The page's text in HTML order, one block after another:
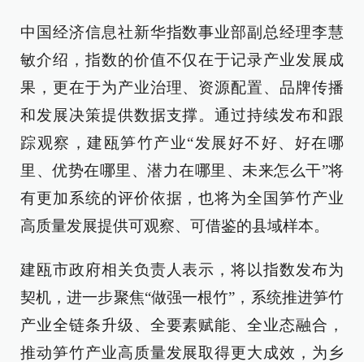
中国经济信息社新华指数事业部副总经理李慧
敏介绍，指数的价值不仅在于记录产业发展成
果，更在于为产业治理、资源配置、品牌传播
和发展决策提供数据支撑。通过持续发布和跟
踪观察，建瓯笋竹产业“发展好不好、好在哪
里、优势在哪里、潜力在哪里、未来怎么干”将
有更加系统的评价依据，也将为全国笋竹产业
高质量发展提供可观察、可借鉴的县域样本。
建瓯市政府相关负责人表示，将以指数发布为
契机，进一步聚焦“做强一根竹”，系统推进笋竹
产业全链条升级、全要素赋能、全业态融合，
推动笋竹产业高质量发展取得更大成效，为乡